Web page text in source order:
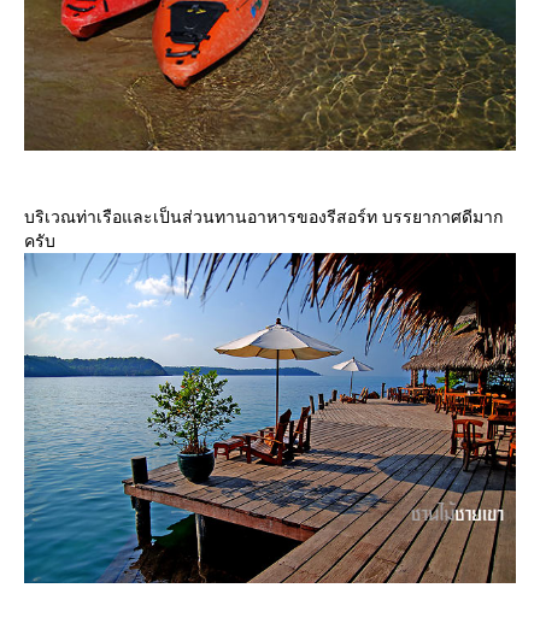
บริเวณท่าเรือและเป็นส่วนทานอาหารของรีสอร์ท บรรยากาศดีมาก
ครับ